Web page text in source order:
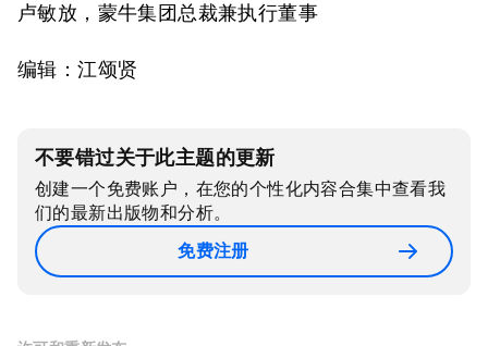
卢敏放，蒙牛集团总裁兼执行董事
编辑：江颂贤
不要错过关于此主题的更新
创建一个免费账户，在您的个性化内容合集中查看我
们的最新出版物和分析。
免费注册